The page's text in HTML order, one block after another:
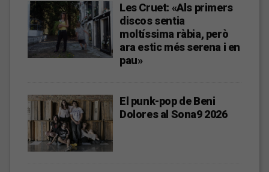
Les Cruet: «Als primers
discos sentia
moltíssima ràbia, però
ara estic més serena i en
pau»
El punk-pop de Beni
Dolores al Sona9 2026